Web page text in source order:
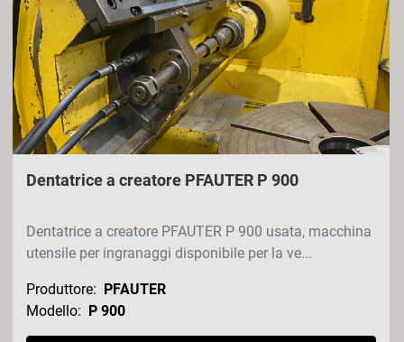
Dentatrice a creatore PFAUTER P 900
Dentatrice a creatore PFAUTER P 900 usata, macchina
utensile per ingranaggi disponibile per la ve...
Produttore: PFAUTER
Modello: P 900